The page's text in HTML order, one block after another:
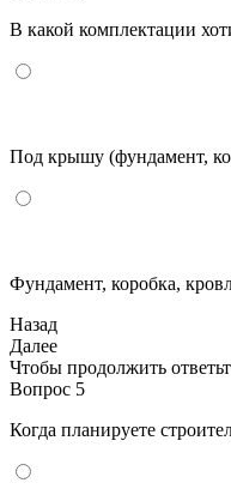
В какой комплектации
Под крышу (фундамент,
Фундамент, коробка,
Назад
Далее
Чтобы продолжить
Вопрос 5
Когда планируете